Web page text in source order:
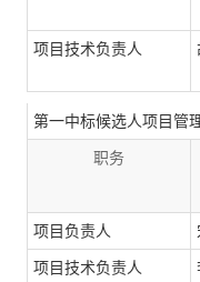
项目技术负责人
第一中标候选人项目管
职务
项目负责人
项目技术负责人